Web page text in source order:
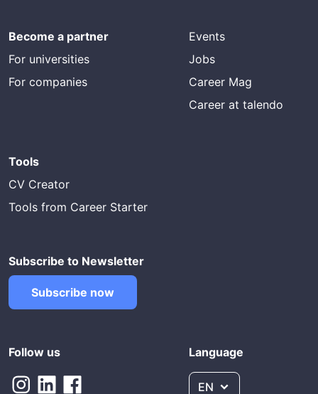
Become a partner
For universities
For companies
Events
Jobs
Career Mag
Career at talendo
Tools
CV Creator
Tools from Career Starter
Subscribe to Newsletter
Subscribe now
Follow us Language
EN